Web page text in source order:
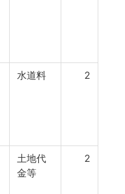
水道料 2
土地代
金等
2